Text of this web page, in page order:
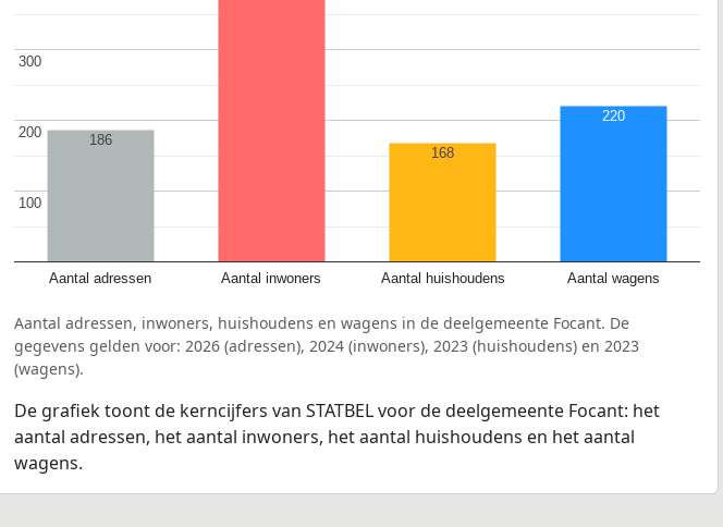
Aantal adressen Aantal inwoners Aantal huishoudens Aantal wagens
100
100
200
200
300
300
186
168
220
Aantal adressen, inwoners, huishoudens en wagens in de deelgemeente Focant. De
gegevens gelden voor: 2026 (adressen), 2024 (inwoners), 2023 (huishoudens) en 2023
(wagens).
De grafiek toont de kerncijfers van STATBEL voor de deelgemeente Focant: het
aantal adressen, het aantal inwoners, het aantal huishoudens en het aantal
wagens.